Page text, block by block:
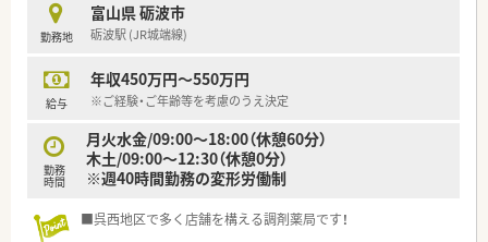
勤務地
富山県 砺波市
砺波駅 (JR城端線)
給与
年収450万円～550万円
※ご経験・ご年齢等を考慮のうえ決定
勤務
時間
月火水金/09:00～18:00（休憩60分）
木土/09:00～12:30（休憩0分）
※週40時間勤務の変形労働制
■呉西地区で多く店舗を構える調剤薬局です！